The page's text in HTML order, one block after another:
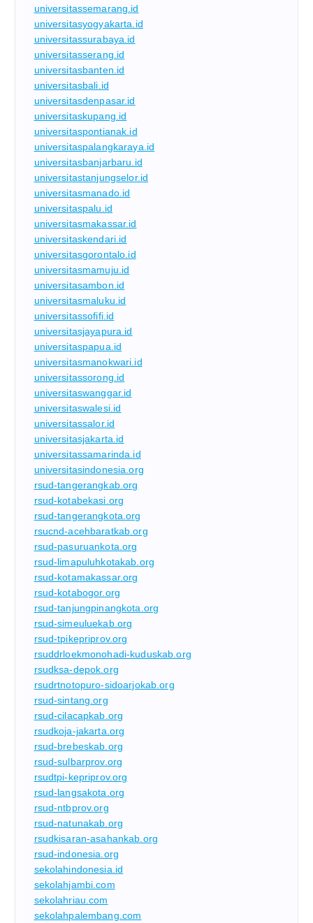
universitassemarang.id
universitasyogyakarta.id
universitassurabaya.id
universitasserang.id
universitasbanten.id
universitasbali.id
universitasdenpasar.id
universitaskupang.id
universitaspontianak.id
universitaspalangkaraya.id
universitasbanjarbaru.id
universitastanjungselor.id
universitasmanado.id
universitaspalu.id
universitasmakassar.id
universitaskendari.id
universitasgorontalo.id
universitasmamuju.id
universitasambon.id
universitasmaluku.id
universitassofifi.id
universitasjayapura.id
universitaspapua.id
universitasmanokwari.id
universitassorong.id
universitaswanggar.id
universitaswalesi.id
universitassalor.id
universitasjakarta.id
universitassamarinda.id
universitasindonesia.org
rsud-tangerangkab.org
rsud-kotabekasi.org
rsud-tangerangkota.org
rsucnd-acehbaratkab.org
rsud-pasuruankota.org
rsud-limapuluhkotakab.org
rsud-kotamakassar.org
rsud-kotabogor.org
rsud-tanjungpinangkota.org
rsud-simeuluekab.org
rsud-tpikepriprov.org
rsuddrloekmonohadi-kuduskab.org
rsudksa-depok.org
rsudrtnotopuro-sidoarjokab.org
rsud-sintang.org
rsud-cilacapkab.org
rsudkoja-jakarta.org
rsud-brebeskab.org
rsud-sulbarprov.org
rsudtpi-kepriprov.org
rsud-langsakota.org
rsud-ntbprov.org
rsud-natunakab.org
rsudkisaran-asahankab.org
rsud-indonesia.org
sekolahindonesia.id
sekolahjambi.com
sekolahriau.com
sekolahpalembang.com